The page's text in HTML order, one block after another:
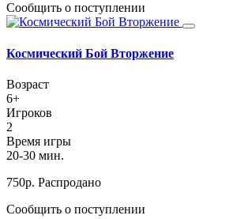
Сообщить о поступлении
Космический Бой Вторжение
Возраст
6+
Игроков
2
Время игры
20-30 мин.
750р. Распродано
Сообщить о поступлении